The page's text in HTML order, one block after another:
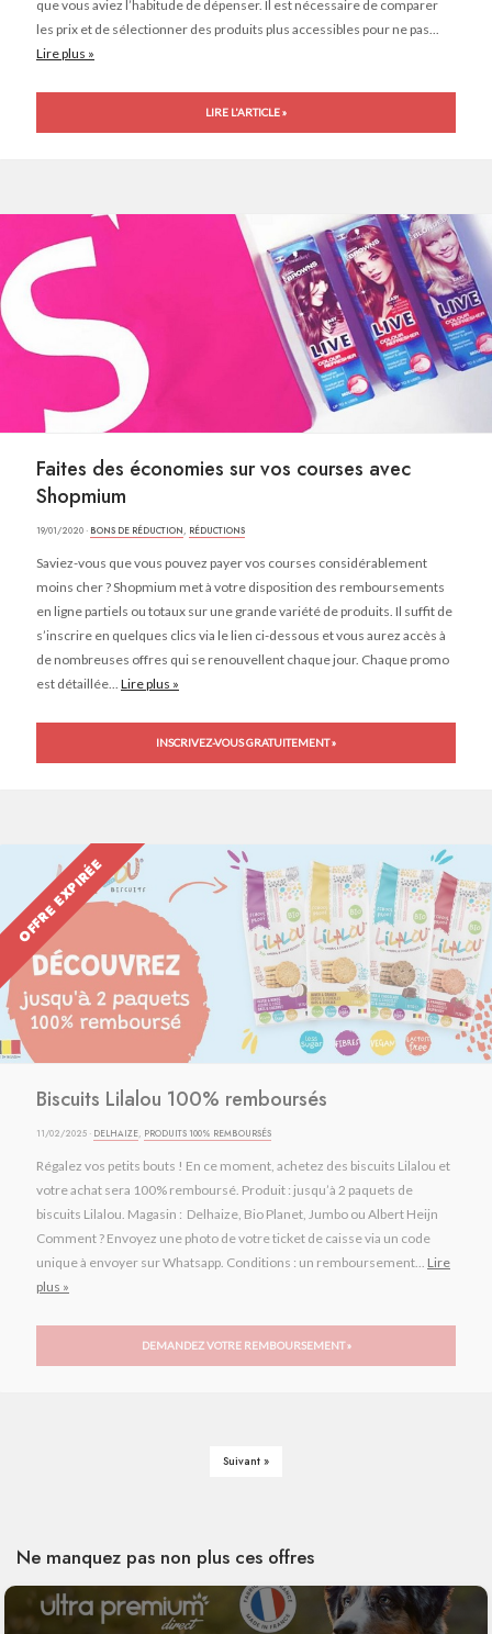
que vous aviez l’habitude de dépenser. Il est nécessaire de comparer
les prix et de sélectionner des produits plus accessibles pour ne pas...
Lire plus »
LIRE L'ARTICLE »
Faites des économies sur vos courses avec
Shopmium
19/01/2020 · BONS DE RÉDUCTION, RÉDUCTIONS
Saviez-vous que vous pouvez payer vos courses considérablement
moins cher ? Shopmium met à votre disposition des remboursements
en ligne partiels ou totaux sur une grande variété de produits. Il suffit de
s’inscrire en quelques clics via le lien ci-dessous et vous aurez accès à
de nombreuses offres qui se renouvellent chaque jour. Chaque promo
est détaillée... Lire plus »
INSCRIVEZ-VOUS GRATUITEMENT »
OFFRE EXPIRÉE
Biscuits Lilalou 100% remboursés
11/02/2025 · DELHAIZE, PRODUITS 100% REMBOURSÉS
Régalez vos petits bouts ! En ce moment, achetez des biscuits Lilalou et
votre achat sera 100% remboursé. Produit : jusqu’à 2 paquets de
biscuits Lilalou. Magasin : Delhaize, Bio Planet, Jumbo ou Albert Heijn
Comment ? Envoyez une photo de votre ticket de caisse via un code
unique à envoyer sur Whatsapp. Conditions : un remboursement... Lire
plus »
DEMANDEZ VOTRE REMBOURSEMENT »
Suivant »
Ne manquez pas non plus ces offres